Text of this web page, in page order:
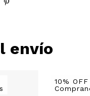
envío
10% OFF